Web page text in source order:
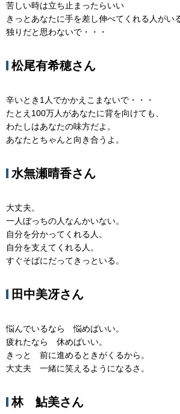
苦しい時は立ち止まったらいい
きっとあなたに手を差し伸べてくれる人がい
独りだと思わないで・・・
松尾有希穂さん
辛いとき1人でかかえこまないで・・・
たとえ100万人があなたに背を向けても、
わたしはあなたの味方だよ。
あなたとちゃんと向き合うよ。
水無瀬晴香さん
大丈夫。
一人ぼっちの人なんかいない。
自分を分かってくれる人。
自分を支えてくれる人。
すぐそばにだってきっといる。
田中美冴さん
悩んでいるなら 悩めばいい。
疲れたなら 休めばいい。
きっと 前に進めるときがくるから。
大丈夫 一緒に笑えるようになるさ。
林 鮎美さん